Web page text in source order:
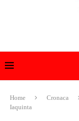
Home Cronaca
Iaquinta